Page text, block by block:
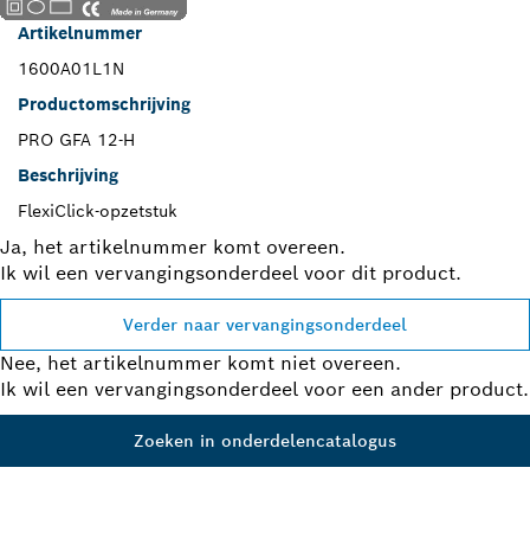
Artikelnummer
1600A01L1N
Productomschrijving
PRO GFA 12-H
Beschrijving
FlexiClick-opzetstuk
Ja, het artikelnummer komt overeen.
Ik wil een vervangingsonderdeel voor dit product.
Verder naar vervangingsonderdeel
Nee, het artikelnummer komt niet overeen.
Ik wil een vervangingsonderdeel voor een ander product.
Zoeken in onderdelencatalogus